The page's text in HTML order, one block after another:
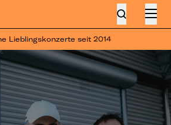
Lieblingskonzerte seit 2014